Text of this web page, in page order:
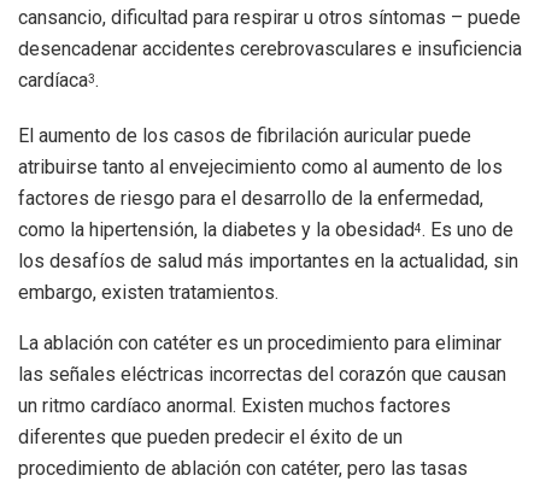
cansancio, dificultad para respirar u otros síntomas – puede
desencadenar accidentes cerebrovasculares e insuficiencia
cardíaca3.
El aumento de los casos de fibrilación auricular puede
atribuirse tanto al envejecimiento como al aumento de los
factores de riesgo para el desarrollo de la enfermedad,
como la hipertensión, la diabetes y la obesidad4. Es uno de
los desafíos de salud más importantes en la actualidad, sin
embargo, existen tratamientos.
La ablación con catéter es un procedimiento para eliminar
las señales eléctricas incorrectas del corazón que causan
un ritmo cardíaco anormal. Existen muchos factores
diferentes que pueden predecir el éxito de un
procedimiento de ablación con catéter, pero las tasas